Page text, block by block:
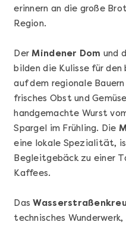
erinnern an die große
Region.
DerMindener Dom und
bilden die Kulisse für
auf dem regionale
frisches Obst und
handgemachte Wurst
Spargel im Frühling. Die
eine lokale Spezialität,
Begleitgebäck zu einer
Kaffees.
Das
technisches